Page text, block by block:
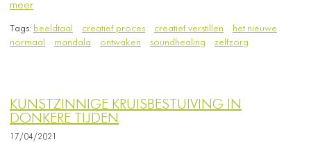
meer
Tags: beeldtaal creatief proces creatief verstillen
het nieuwe
normaal
mandala ontwaken soundhealing zelfzorg
KUNSTZINNIGE KRUISBESTUIVING IN
DONKERE TIJDEN
17/04/2021